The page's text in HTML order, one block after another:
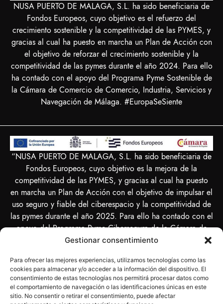
Gestionar consentimiento
Para ofrecer las mejores experiencias, utilizamos tecnologías como las
cookies para almacenar y/o acceder a la información del dispositivo. El
consentimiento de estas tecnologías nos permitirá procesar datos como
el comportamiento de navegación o las identificaciones únicas en este
sitio. No consentir o retirar el consentimiento, puede afectar
NUSA PUERTO DE MALAGA, S.L. ha sido beneficiaria de
Fondos Europeos, cuyo objetivo es el refuerzo del
crecimiento sostenible y la competitividad de las PYMES, y
gracias al cual ha puesto en marcha un Plan de Acción con
el objetivo de reforzar el crecimiento sostenible y la
competitividad de las pymes durante el año 2024. Para ello
ha contado con el apoyo del Programa Pyme Sostenible de
la Cámara de Comercio de Comercio, Industria, Servicios y
Navegación de Málaga. #EuropaSeSiente
“NUSA PUERTO DE MALAGA, S.L. ha sido beneficiaria de
Fondos Europeos, cuyo objetivo es la mejora de la
competitividad de las PYMES, y gracias al cual ha puesto
en marcha un Plan de Acción con el objetivo de impulsar el
uso seguro y fiable del ciberespacio y la competitividad de
las pymes durante el año 2025. Para ello ha contado con el
apoyo del Programa Pyme Cibersegura de la Cámara de
Comercio de Málaga. #EuropaSeSiente”
“NUSA PUERTO DE MALAGA SL ha sido beneficiaria del